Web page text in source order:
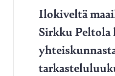
Ilokiveltä
Sirkku Peltola